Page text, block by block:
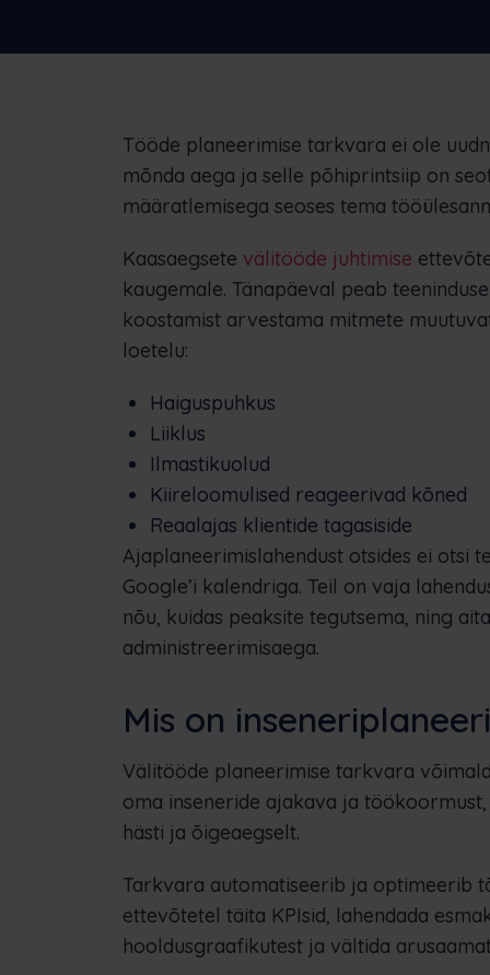
Tööde planeerimise tarkvara ei ole
mõnda aega ja selle põhiprintsiip on
määratlemisega seoses tema
Kaasaegsete välitööde juhtimise
kaugemale. Tänapäeval peab
koostamist arvestama mitmete
loetelu:
Haiguspuhkus
Liiklus
Ilmastikuolud
Kiireloomulised reageerivad kõned
Reaalajas klientide tagasiside
Ajaplaneerimislahendust otsides ei otsi
Google’i kalendriga. Teil on vaja
nõu, kuidas peaksite tegutsema, ning
administreerimisaega.
Mis on
Välitööde planeerimise tarkvara
oma inseneride ajakava ja
hästi ja õigeaegselt.
Tarkvara automatiseerib ja optimeerib
ettevõtetel täita KPIsid, lahendada
hooldusgraafikutest ja vältida